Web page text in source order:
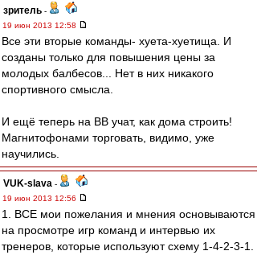
зpитель -
19 июн 2013 12:58
Все эти вторые команды- хуета-хуетища. И
созданы только для повышения цены за
молодых балбесов... Нет в них никакого
спортивного смысла.
И ещё теперь на ВВ учат, как дома строить!
Магнитофонами торговать, видимо, уже
научились.
VUK-slava -
19 июн 2013 12:56
1. ВСЕ мои пожелания и мнения основываются
на просмотре игр команд и интервью их
тренеров, которые используют схему 1-4-2-3-1.